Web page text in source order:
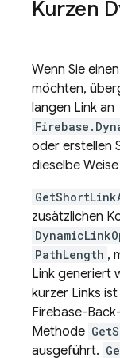
Kurzen
Wenn Sie
möchten,
langen Link an
oder erstellen
dieselbe
zusätzlichen
PathLength ,
Link generiert
kurzer Links
Firebase-
Methode
ausgeführt.